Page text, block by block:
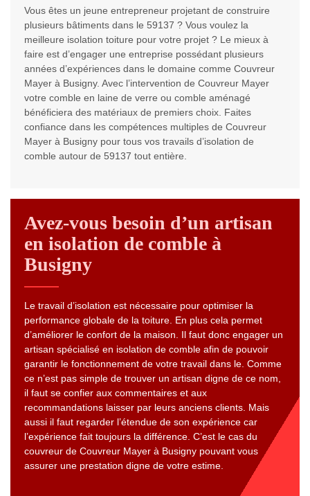
Vous êtes un jeune entrepreneur projetant de construire
plusieurs bâtiments dans le 59137 ? Vous voulez la
meilleure isolation toiture pour votre projet ? Le mieux à
faire est d’engager une entreprise possédant plusieurs
années d’expériences dans le domaine comme Couvreur
Mayer à Busigny. Avec l’intervention de Couvreur Mayer
votre comble en laine de verre ou comble aménagé
bénéficiera des matériaux de premiers choix. Faites
confiance dans les compétences multiples de Couvreur
Mayer à Busigny pour tous vos travails d’isolation de
comble autour de 59137 tout entière.
Avez-vous besoin d’un artisan
en isolation de comble à
Busigny
Le travail d’isolation est nécessaire pour optimiser la
performance globale de la toiture. En plus cela permet
d’améliorer le confort de la maison. Il faut donc engager un
artisan spécialisé en isolation de comble afin de pouvoir
garantir le fonctionnement de votre travail dans le. Comme
ce n’est pas simple de trouver un artisan digne de ce nom,
il faut se confier aux commentaires et aux
recommandations laisser par leurs anciens clients. Mais
aussi il faut regarder l’étendue de son expérience car
l’expérience fait toujours la différence. C’est le cas du
couvreur de Couvreur Mayer à Busigny pouvant vous
assurer une prestation digne de votre estime.